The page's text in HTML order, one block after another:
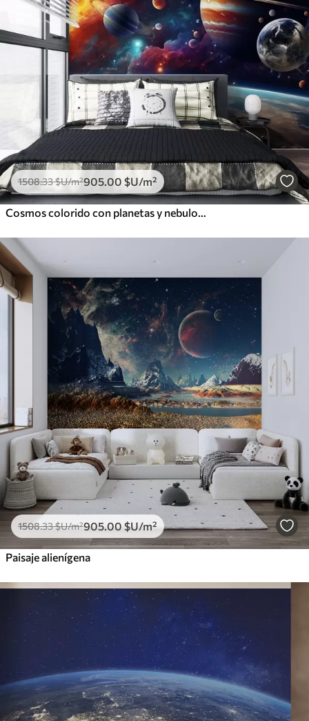
1508.33$U/m²905 .00 $U/m²
1508.33$U/m²905.00 $U/m²
Paisaje alienígena